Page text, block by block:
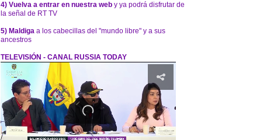
4) Vuelva a entrar en nuestra web y ya podrá disfrutar de
la señal de RT TV
5) Maldiga a los cabecillas del "mundo libre" y a sus
ancestros
TELEVISIÓN - CANAL RUSSIA TODAY